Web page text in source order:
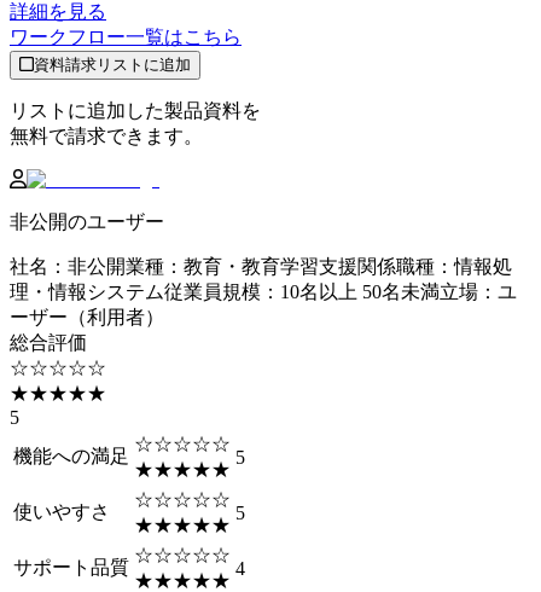
詳細を見る
ワークフロー一覧はこちら
資料請求リストに追加
リストに追加した製品資料を
無料で請求できます。
非公開のユーザー
社名 ： 非公開業種 ： 教育・教育学習支援関係職種 ：情報処
理・情報システム従業員規模 ： 10名以上 50名未満立場 ： ユ
ーザー（利用者）
総合評価
☆☆☆☆☆
★★★★★
5
機能への満足
☆☆☆☆☆
★★★★★
5
使いやすさ
☆☆☆☆☆
★★★★★
5
サポート品質
☆☆☆☆☆
★★★★★
4